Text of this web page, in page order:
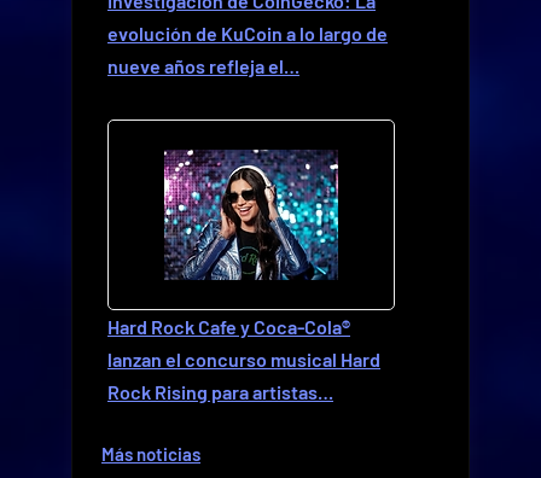
evolución de KuCoin a lo largo de
nueve años refleja el…
Hard Rock Cafe y Coca-Cola®
lanzan el concurso musical Hard
Rock Rising para artistas…
Más noticias